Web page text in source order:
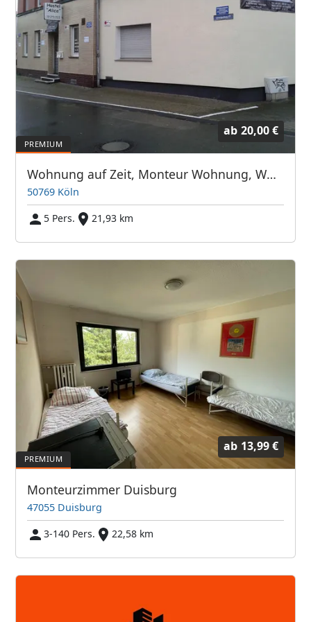
ab 20,00 €
Wohnung auf Zeit, Monteur Wohnung, Wohnung Nr.2 für 5 Personen
50769 Köln
5 Pers.
21,93 km
ab 13,99 €
Monteurzimmer Duisburg
47055 Duisburg
3-140 Pers.
22,58 km